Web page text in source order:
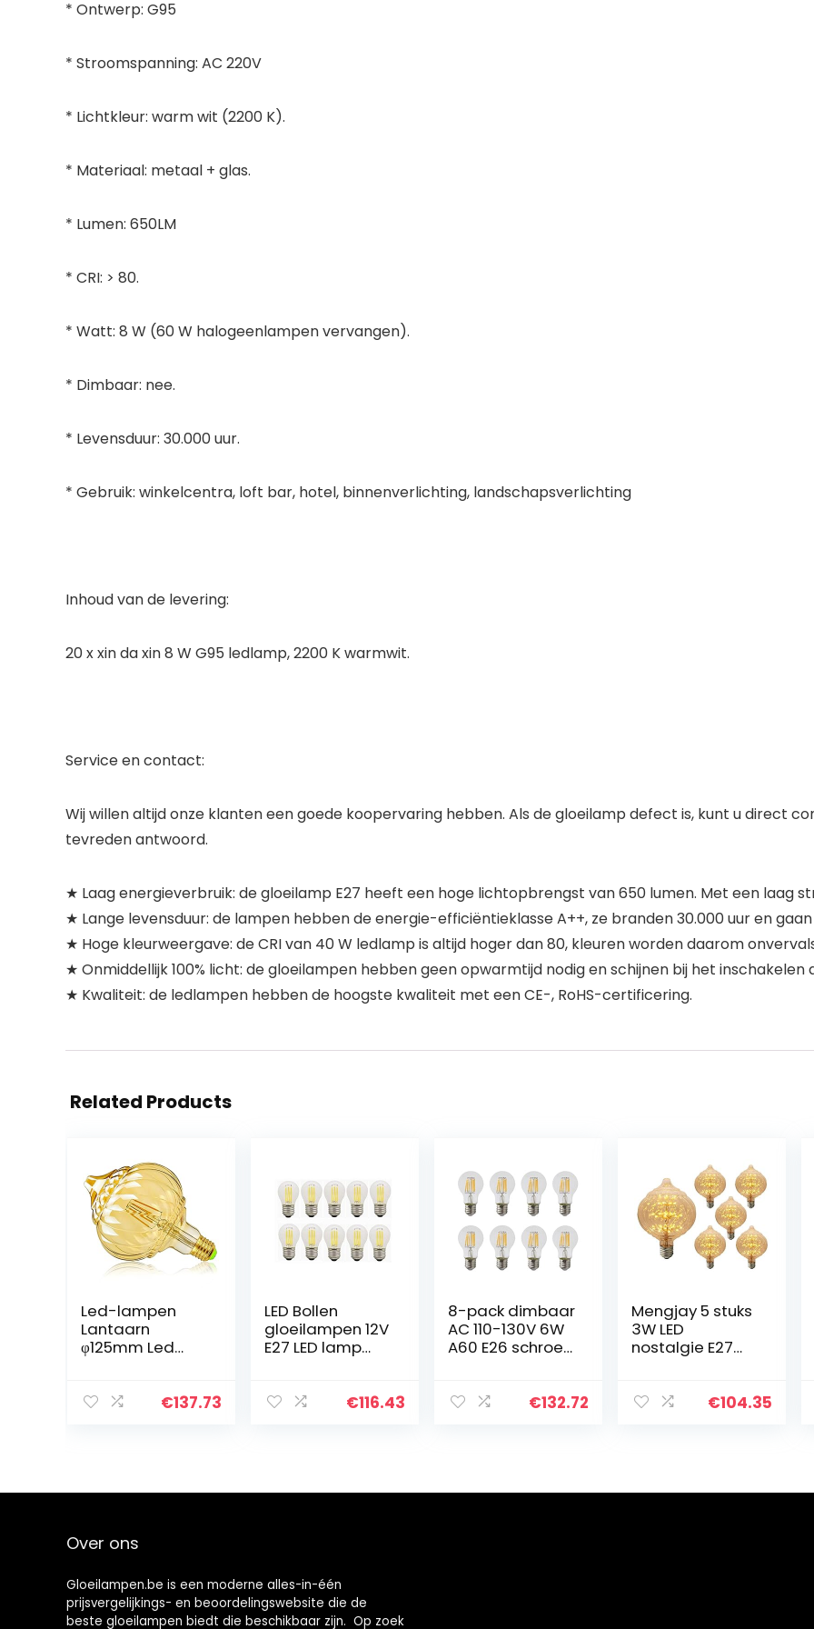
* Ontwerp: G95
* Stroomspanning: AC 220V
* Lichtkleur: warm wit (2200 K).
* Materiaal: metaal + glas.
* Lumen: 650LM
* CRI: > 80.
* Watt: 8 W (60 W halogeenlampen vervangen).
* Dimbaar: nee.
* Levensduur: 30.000 uur.
* Gebruik: winkelcentra, loft bar, hotel, binnenverlichting, landschapsverlichting
Inhoud van de levering:
20 x xin da xin 8 W G95 ledlamp, 2200 K warmwit.
Service en contact:
Wij willen altijd onze klanten een goede koopervaring hebben. Als de gloeilamp defect is, kunt u direct
tevreden antwoord.
★ Laag energieverbruik: de gloeilamp E27 heeft een hoge lichtopbrengst van 650 lumen. Met een laag
★ Lange levensduur: de lampen hebben de energie-efficiëntieklasse A++, ze branden 30.000 uur en
★ Hoge kleurweergave: de CRI van 40 W ledlamp is altijd hoger dan 80, kleuren worden daarom
★ Onmiddellijk 100% licht: de gloeilampen hebben geen opwarmtijd nodig en schijnen bij het inschakelen
★ Kwaliteit: de ledlampen hebben de hoogste kwaliteit met een CE-, RoHS-certificering.
Related Products
Led-lampen
Lantaarn
φ125mm Led
2000K Warmte
€137.73
LED Bollen
gloeilampen 12V
E27 LED lamp
30W Equivalent
€116.43
8-pack dimbaar
AC 110-130V 6W
A60 E26 schroef
gloeilampen
€132.72
Mengjay 5 stuks
3W LED
nostalgie E27
Edison 220V
€104.35
Over ons
Gloeilampen.be is een moderne alles-in-één
prijsvergelijkings- en beoordelingswebsite die de
beste gloeilampen biedt die beschikbaar zijn. Op zoek